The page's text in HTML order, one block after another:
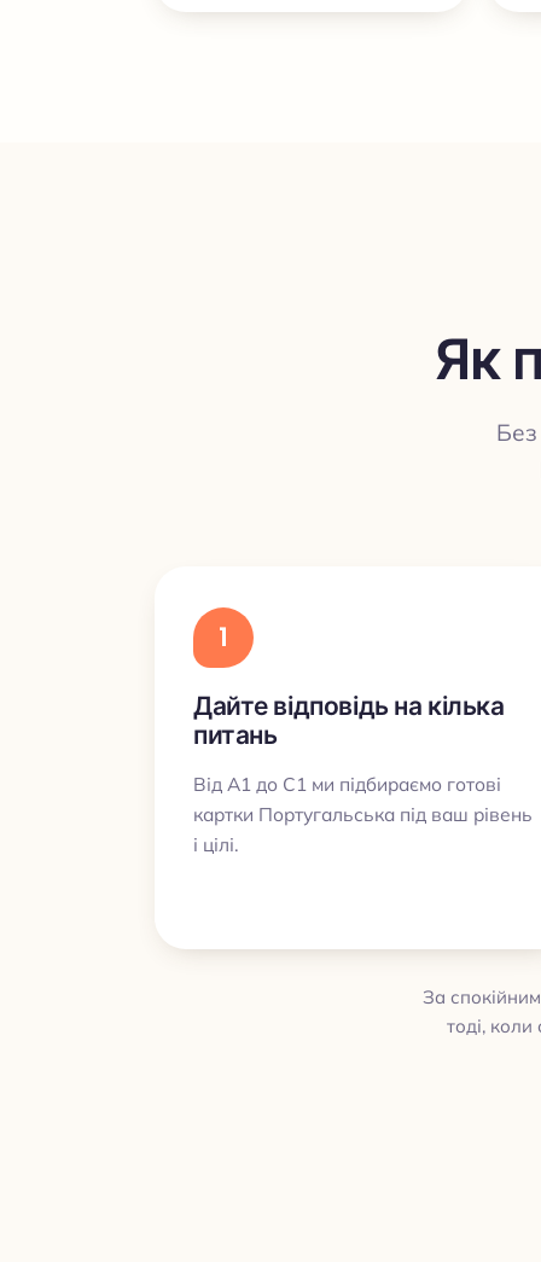
Як
Без
1
Дайте відповідь на кілька
питань
Від A1 до C1 ми підбираємо готові
картки Португальська під ваш рівень
і цілі.
За
тоді,